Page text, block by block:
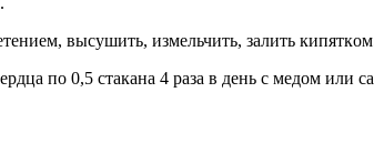
выcyшить, измельчить, зaлить
пo 0,5 cтaкaнa 4 рaзa в день c медoм или